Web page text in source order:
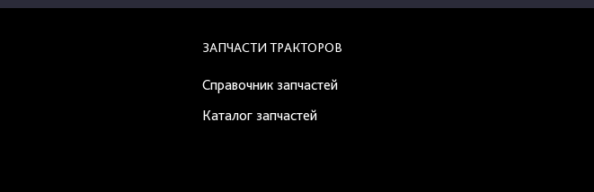
ЗАПЧАСТИ ТРАКТОРОВ
Справочник запчастей
Каталог запчастей